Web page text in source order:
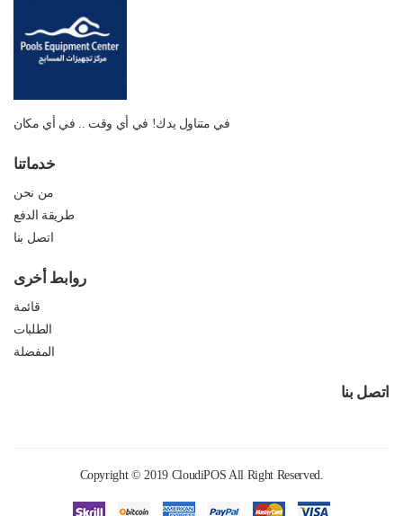
في متناول يدك! في أي وقت .. في أي مكان
خدماتنا
من نحن
طريقة الدفع
اتصل بنا
روابط أخرى
قائمة
الطلبات
المفضلة
اتصل بنا
Copyright © 2019 CloudiPOS All Right Reserved.